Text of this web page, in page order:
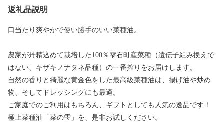
返礼品説明
口当たり爽やかで使い勝手のいい菜種油。
農家が丹精込めて栽培した100％雫石町産菜種（遺伝子組み換えで
はない、キザキノナタネ品種）の一番搾りをお届けします。
自然の香りと綺麗な黄金色をした最高級菜種油は、揚げ油や炒め
物、そしてドレッシングにも最適。
ご家庭でのご利用はもちろん、ギフトとしても人気の逸品です！
極上菜種油「菜の雫」を、是非お試しください。